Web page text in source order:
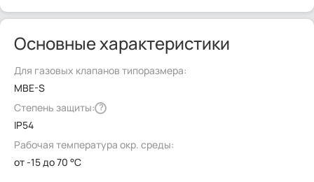
Основные характеристики
Для газовых клапанов типоразмера:
MBE-S
Степень защиты: ?
IP54
Рабочая температура окр. среды:
от -15 до 70 °C